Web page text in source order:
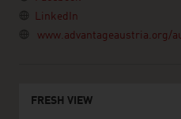
LinkedIn
www.advantageaustria.org/
FRESH VIEW